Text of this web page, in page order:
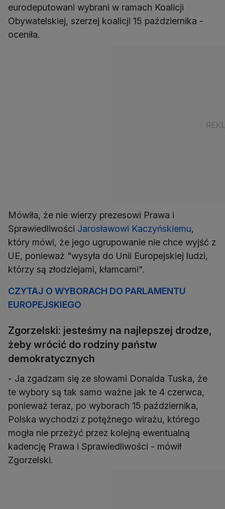
eurodeputowani wybrani w ramach Koalicji
Obywatelskiej, szerzej koalicji 15 października -
oceniła.
Mówiła, że nie wierzy prezesowi Prawa i
Sprawiedliwości Jarosławowi Kaczyńskiemu,
który mówi, że jego ugrupowanie nie chce wyjść z
UE, ponieważ "wysyła do Unii Europejskiej ludzi,
którzy są złodziejami, kłamcami".
CZYTAJ O WYBORACH DO PARLAMENTU
EUROPEJSKIEGO
Zgorzelski: jesteśmy na najlepszej drodze,
żeby wrócić do rodziny państw
demokratycznych
- Ja zgadzam się ze słowami Donalda Tuska, że
te wybory są tak samo ważne jak te 4 czerwca,
ponieważ teraz, po wyborach 15 października,
Polska wychodzi z potężnego wirażu, którego
mogła nie przeżyć przez kolejną ewentualną
kadencję Prawa i Sprawiedliwości - mówił
Zgorzelski.